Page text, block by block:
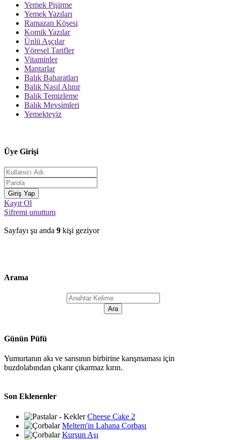
Yemek Pişirme
Yemek Yazıları
Ramazan Köşesi
Komik Yazılar
Ünlü Aşçılar
Yöresel Tarifler
Vitaminler
Mantarlar
Balık Baharatları
Balık Nasıl Alınır
Balık Temizleme
Balık Mevsimleri
Yemekteyiz
Üye Girişi
Kayıt Ol
Şifremi unuttum
Sayfayı şu anda 9 kişi geziyor
Arama
Günün Püfü
Yumurtanın akı ve sarısının birbirine karışmaması için
buzdolabından çıkarır çıkarmaz kırın.
Son Eklenenler
Cheese Cake 2
Meltem'in Lahana Çorbası
Kurşun Aşı